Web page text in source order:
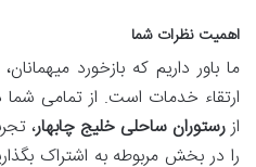
اهمیت نظرات شما
ما باور داریم که بازخورد
ارتقاء خدمات است. از تمامی
ازرستوران ساحلی خلیج چابهار،
را در بخش مربوطه به اشتراک